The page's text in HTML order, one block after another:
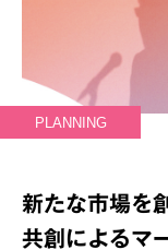
PLANNING
新たな市場を
共創によるマ